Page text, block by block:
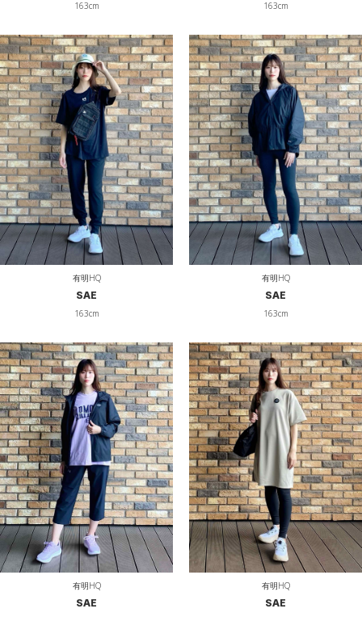
163cm 163cm
有明HQ
SAE
163cm
有明HQ
SAE
163cm
有明HQ
SAE
有明HQ
SAE